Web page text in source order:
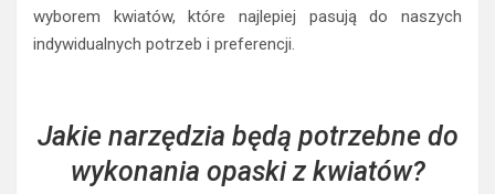
wyborem kwiatów, które najlepiej pasują do naszych
indywidualnych potrzeb i preferencji.
Jakie narzędzia będą potrzebne do
wykonania opaski z kwiatów?